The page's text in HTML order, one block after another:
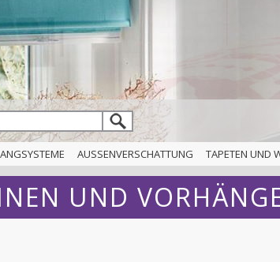
AUSSENVERSCHATTUNG TAPETEN UND
UND